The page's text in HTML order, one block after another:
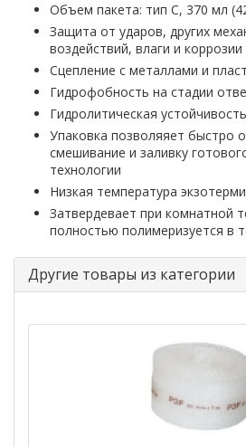
Объем пакета: тип C, 370 мл
Защита от ударов, других
воздействий, влаги и коррозии
Сцепление с металлами и
Гидрофобность на стадии
Гидролитическая устойчивость
Упаковка позволяяет быстро
смешивание и заливку
технологии
Низкая температура
Затвердевает при комнатной
полностью полимеризуется в
Другие товары из категории